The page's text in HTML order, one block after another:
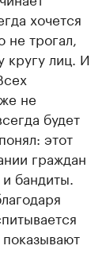
хочется
не трогал,
кругу лиц. И
не
будет
этот
граждан
бандиты.